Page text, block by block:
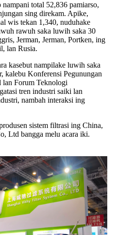
total 52,836 pamiarso,
sing direkam. Apike,
wis tekan 1,340, nuduhake
rawuh saka luwih saka 30
Jerman, Jerman, Portken, ing
lan Rusia.
kasebut nampilake luwih saka
kalebu Konferensi Pegunungan
lan Forum Teknologi
tren industri saiki lan
nambah interaksi ing
sistem filtrasi ing China,
Ltd bangga melu acara iki.